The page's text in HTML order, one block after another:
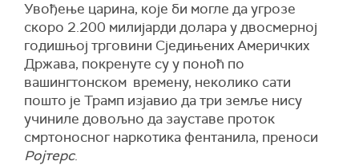
Увођење царина, које би могле да угрозе
скоро 2.200 милијарди долара у двосмерној
годишњој трговини Сједињених Америчких
Држава, покренуте су у поноћ по
вашингтонском времену, неколико сати
пошто је Трамп изјавио да три земље нису
учиниле довољно да зауставе проток
смртоносног наркотика фентанила, преноси
Ројтерс.